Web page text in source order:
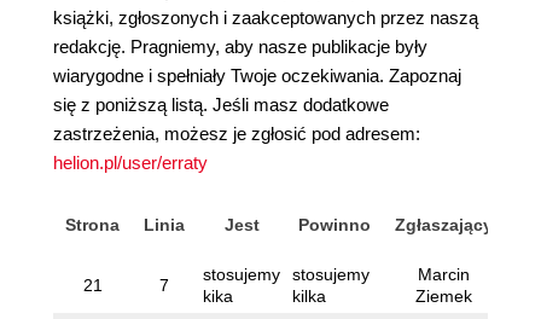
książki, zgłoszonych i zaakceptowanych przez naszą
redakcję. Pragniemy, aby nasze publikacje były
wiarygodne i spełniały Twoje oczekiwania. Zapoznaj
się z poniższą listą. Jeśli masz dodatkowe
zastrzeżenia, możesz je zgłosić pod adresem:
helion.pl/user/erraty
Strona Linia Jest Powinno Zgłaszający
21 7
stosujemy
kika
stosujemy
kilka
Marcin
Ziemek